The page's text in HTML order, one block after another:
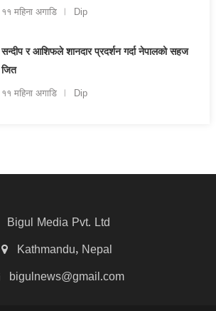
११ महिना अगाडि Dip
सन्दीप र आशिफले शानदार प्रदर्शन गर्दा नेपालको सहज
जित
११ महिना अगाडि Dip
Bigul Media Pvt. Ltd
Kathmandu, Nepal
bigulnews@gmail.com